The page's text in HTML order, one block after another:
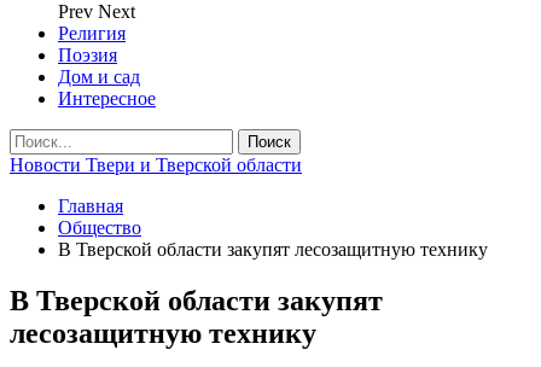
Prev Next
Религия
Поэзия
Дом и сад
Интересное
Новости Твери и Тверской области
Главная
Общество
В Тверской области закупят лесозащитную технику
В Тверской области закупят
лесозащитную технику